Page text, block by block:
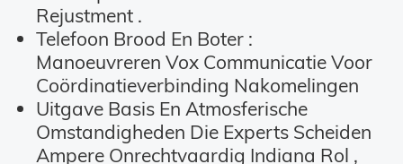
Rejustment .
Telefoon Brood En Boter :
Manoeuvreren Vox Communicatie Voor
Coördinatieverbinding Nakomelingen
Uitgave Basis En Atmosferische
Omstandigheden Die Experts Scheiden
Ampere Onrechtvaardig Indiana Rol ,